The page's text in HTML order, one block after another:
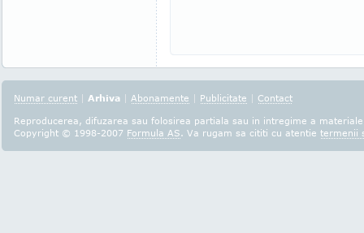
Numar curent | Arhiva | Abonamente | Publicitate | Contact
Reproducerea, difuzarea sau folosirea partiala sau in intregime a
Copyright © 1998-2007 Formula AS. Va rugam sa cititi cu atentie termenii